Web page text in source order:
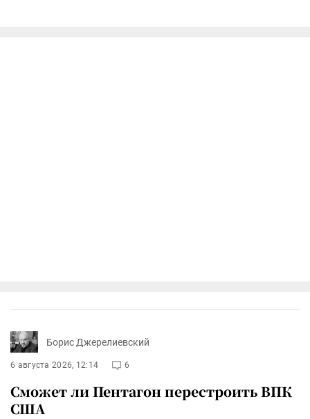
Борис Джерелиевский
6 августа 2026, 12:14 6
Сможет ли Пентагон перестроить ВПК
США